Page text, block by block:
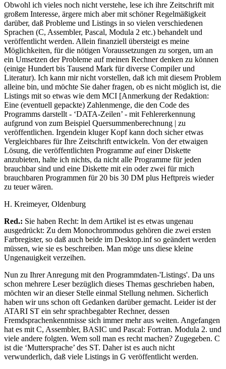
Obwohl ich vieles noch nicht verstehe, lese ich ihre Zeitschrift mit
großem Interesse, ärgere mich aber mit schöner Regelmäßigkeit
darüber, daß Probleme und Listings in so vielen verschiedenen
Sprachen (C, Assembler, Pascal, Modula 2 etc.) behandelt und
veröffentlicht werden. Allein finanziell übersteigt es meine
Möglichkeiten, für die nötigen Voraussetzungen zu sorgen, um an
ein Umsetzen der Probleme auf meinen Rechner denken zu können
(einige Hundert bis Tausend Mark für diverse Compiler und
Literatur). Ich kann mir nicht vorstellen, daß ich mit diesem Problem
alleine bin, und möchte Sie daher fragen, ob es nicht möglich ist, die
Listings mit so etwas wie dem MCI [Anmerkung der Redaktion:
Eine (eventuell gepackte) Zahlenmenge, die den Code des
Programms darstellt - ‘DATA-Zeilen’ - mit Fehlererkennung
aufgrund von zum Beispiel Quersummenberechnung | zu
veröffentlichen. Irgendein kluger Kopf kann doch sicher etwas
Vergleichbares für Ihre Zeitschrift entwickeln. Von der etwaigen
Lösung, die veröffentlichten Programme auf einer Diskette
anzubieten, halte ich nichts, da nicht alle Programme für jeden
brauchbar sind und eine Diskette mit ein oder zwei für mich
brauchbaren Programmen für 20 bis 30 DM plus Heftpreis wieder
zu teuer wären.
H. Kreimeyer, Oldenburg
Red.: Sie haben Recht: ln dem Artikel ist es etwas ungenau
ausgedrückt: Zu dem Monochrommodus gehören die zwei ersten
Farbregister, so daß auch beide im Desktop.inf so geändert werden
müssen, wie sie es beschreiben. Man möge uns diese kleine
Ungenauigkeit verzeihen.
Nun zu Ihrer Anregung mit den Programmdaten-'Listings'. Da uns
schon mehrere Leser bezüglich dieses Themas geschrieben haben,
möchten wir an dieser Stelle einmal Stellung nehmen. Sicherlich
haben wir uns schon oft Gedanken darüber gemacht. Leider ist der
ATARI ST ein sehr sprachbegabter Rechner, dessen
Fremdsprachenkenntnisse sich immer mehr aus weiten. Angefangen
hat es mit C, Assembler, BASIC und Pascal: Fortran. Modula 2. und
viele andere folgten. Wem soll man es recht machen? Zugegeben. C
ist die ‘Muttersprache’ des ST. Daher ist es auch nicht
verwunderlich, daß viele Listings in G veröffentlicht werden.